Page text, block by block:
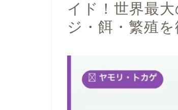
イド！世界最
ジ・餌・繁殖